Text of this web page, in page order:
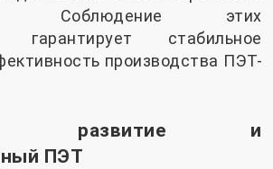
Соблюдение этих
гарантирует стабильное
производства ПЭТ-
развитие и
ПЭТ